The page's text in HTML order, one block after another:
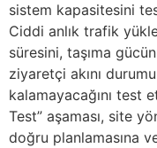
sistem kapasitesini
Ciddi anlık trafik
süresini, taşıma
ziyaretçi akını
kalamayacağını test
Test” aşaması, site
doğru planlamasına